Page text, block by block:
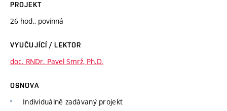
PROJEKT
26 hod., povinná
VYUČUJÍCÍ / LEKTOR
doc. RNDr. Pavel Smrž, Ph.D.
OSNOVA
Individuálně zadávaný projekt